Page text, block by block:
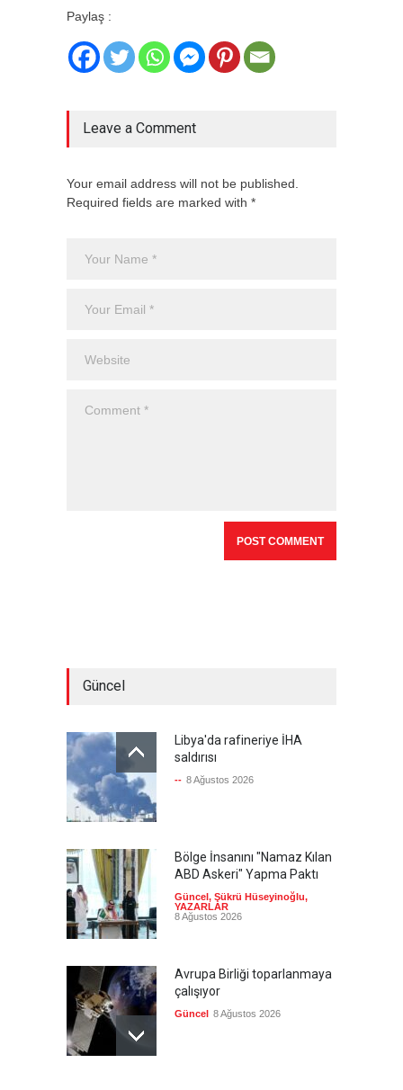
Paylaş :
Leave a Comment
Your email address will not be published.
Required fields are marked with *
Güncel
Libya'da rafineriye İHA
saldırısı
-- 8 Ağustos 2026
Bölge İnsanını "Namaz Kılan
ABD Askeri" Yapma Paktı
Güncel , Şükrü Hüseyinoğlu,
YAZARLAR
8 Ağustos 2026
Avrupa Birliği toparlanmaya
çalışıyor
Güncel 8 Ağustos 2026